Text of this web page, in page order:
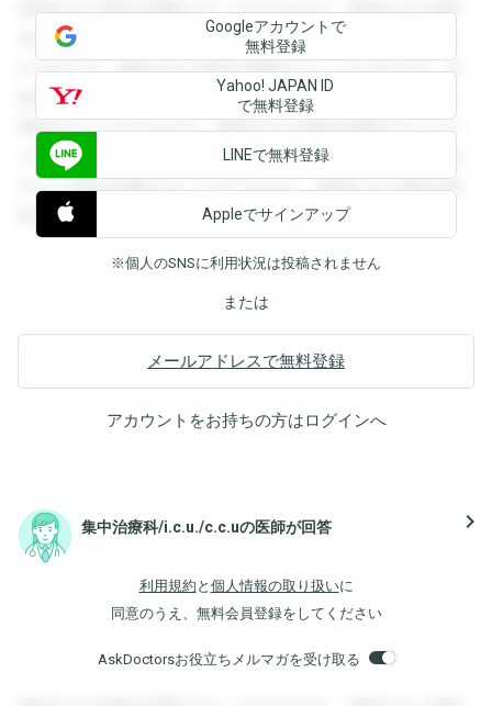
登録すると回答を閲覧することができます。登録すると回答
を閲覧することができます。登録すると回答を閲覧すること
ができます。登録すると回答を閲覧することができます。登
録すると回答を閲覧することができます。登録すると回答を
閲覧することができます。登録すると回答を閲覧することが
できます。登録すると回答を閲覧することができます。登録
すると回答を閲覧することができます。登録すると回答を閲
覧することができます。
Googleアカウントで
無料登録
Yahoo! JAPAN ID
で無料登録
LINEで無料登録
Appleでサインアップ
※個人のSNSに利用状況は投稿されません
または
メールアドレスで無料登録
アカウントをお持ちの方はログインへ
集中治療科/i.c.u./c.c.uの医師が回答 navigate_next
利用規約 と 個人情報の取り扱いに
同意のうえ、無料会員登録をしてください
AskDoctorsお役立ちメルマガを受け取る